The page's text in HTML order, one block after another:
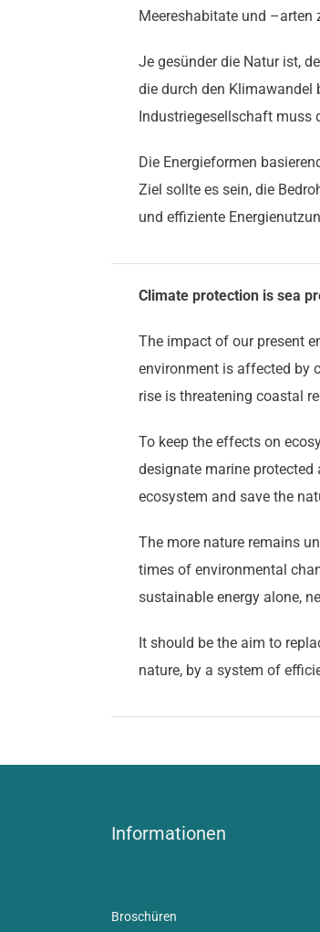
Meereshabitate und –arten
Je gesünder die Natur ist,
die durch den Klimawandel
Industriegesellschaft muss
Die Energieformen
Ziel sollte es sein, die
und effiziente
Climate protection is sea
The impact of our present
environment is affected by
rise is threatening coastal
To keep the effects on
designate marine protected
ecosystem and save the
The more nature remains
times of environmental
sustainable energy alone,
It should be the aim to
nature, by a system of
Informationen
Broschüren